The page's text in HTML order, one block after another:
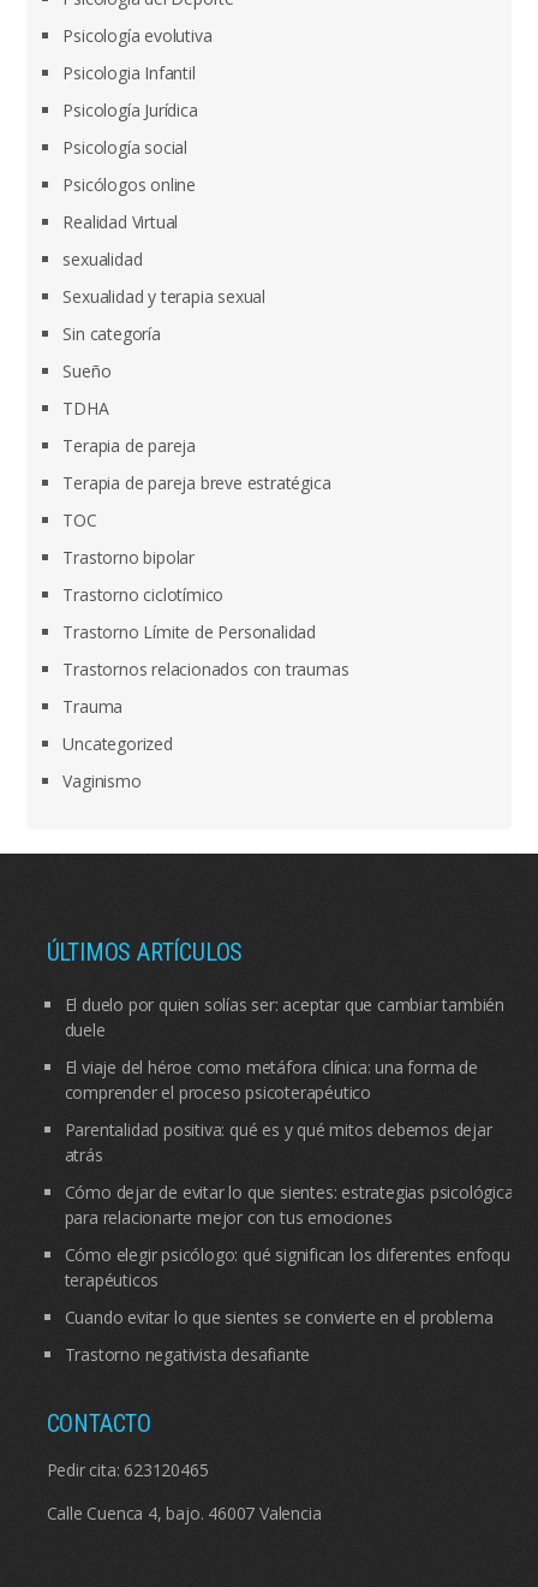
Psicología evolutiva
Psicologia Infantil
Psicología Jurídica
Psicología social
Psicólogos online
Realidad Virtual
sexualidad
Sexualidad y terapia sexual
Sin categoría
Sueño
TDHA
Terapia de pareja
Terapia de pareja breve estratégica
TOC
Trastorno bipolar
Trastorno ciclotímico
Trastorno Límite de Personalidad
Trastornos relacionados con traumas
Trauma
Uncategorized
Vaginismo
ÚLTIMOS ARTÍCULOS
El duelo por quien solías ser: aceptar que cambiar también
duele
El viaje del héroe como metáfora clínica: una forma de
comprender el proceso psicoterapéutico
Parentalidad positiva: qué es y qué mitos debemos dejar
atrás
Cómo dejar de evitar lo que sientes: estrategias psicológicas
para relacionarte mejor con tus emociones
Cómo elegir psicólogo: qué significan los diferentes enfoques
terapéuticos
Cuando evitar lo que sientes se convierte en el problema
Trastorno negativista desafiante
CONTACTO
Pedir cita: 623120465
Calle Cuenca 4, bajo. 46007 Valencia